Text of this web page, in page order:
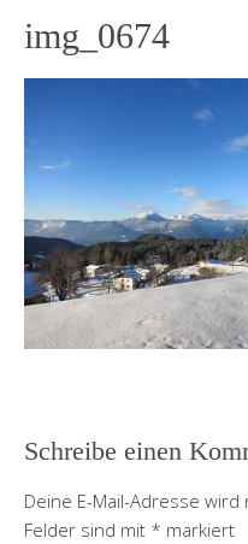
img_0674
Schreibe einen
Deine E-Mail-Adresse
Felder sind mit * markiert